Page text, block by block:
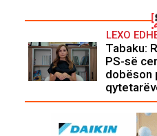
LEXO
Tabaku:
PS-së
dobëson